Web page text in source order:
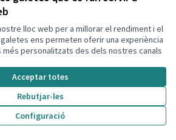
lloc web per a millorar el rendiment i el
ens permeten oferir una experiència
més personalitzats des dels nostres canals
Acceptar totes
Rebutjar-les
Configuració
infantiles del